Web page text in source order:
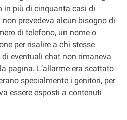
più di cinquanta casi di
prevedeva alcun bisogno di
di telefono, un nome o
per risalire a chi stesse
eventuali chat non rimaneva
pagina. L’allarme era scattato
specialmente i genitori, per
essere esposti a contenuti